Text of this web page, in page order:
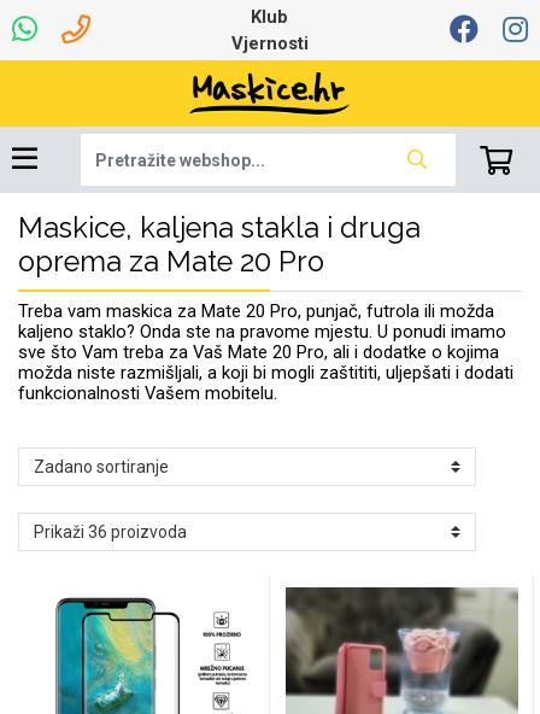
Klub
Vjernosti
Maskice, kaljena stakla i druga
oprema za Mate 20 Pro
Treba vam maskica za Mate 20 Pro, punjač, futrola ili možda
kaljeno staklo? Onda ste na pravome mjestu. U ponudi imamo
sve što Vam treba za Vaš Mate 20 Pro, ali i dodatke o kojima
možda niste razmišljali, a koji bi mogli zaštititi, uljepšati i dodati
funkcionalnosti Vašem mobitelu.
Dinamo maskice za
mobitel
Robotski usisavači Stolne lampe
Najprodavanije -
TOP 100
Šarene maskice
Ljetna kolekcija Proljetna kolekcija
Babe Šaljivi motivi
Huawei Samsung
Univerzalna oprema
za tablet
7.0 - 8.0 inča 8.0 - 9.0 inča
Oprema za Lenovo
tablet
Apple Samsung
Huawei Sony
Igračke i ostalo
Selfie Stick Držači za auto
Držači za romobil Držači za ruku
Punjači Bežični punjači
USB kablovi HDMI kabel
Mikrofoni Bluetooth slušalice
FM Transmitteri HI-FI linije
Pametni Satovi
Memorije i
memorijske kartice
Oprema za Smart
Watch
Auto Kamere
Podloga za miš Tipkovnice i miševi
mikrofoni
Punjači za laptope
Hladnjaci za laptop
Ruksaci i torbice Razno